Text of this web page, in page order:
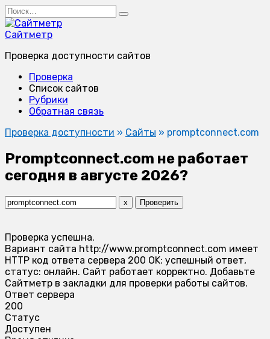
Перейти
к
содержанию
Search
for:
Сайтметр
Проверка доступности сайтов
Проверка
Список сайтов
Рубрики
Обратная связь
Проверка доступности » Сайты » promptconnect.com
Promptconnect.com не работает
сегодня в августе 2026?
x Проверить
Проверка успешна.
Вариант сайта http://www.promptconnect.com имеет
HTTP код ответа сервера 200 OK: успешный ответ,
статус: онлайн. Сайт работает корректно. Добавьте
Сайтметр в закладки для проверки работы сайтов.
Ответ сервера
200
Статус
Доступен